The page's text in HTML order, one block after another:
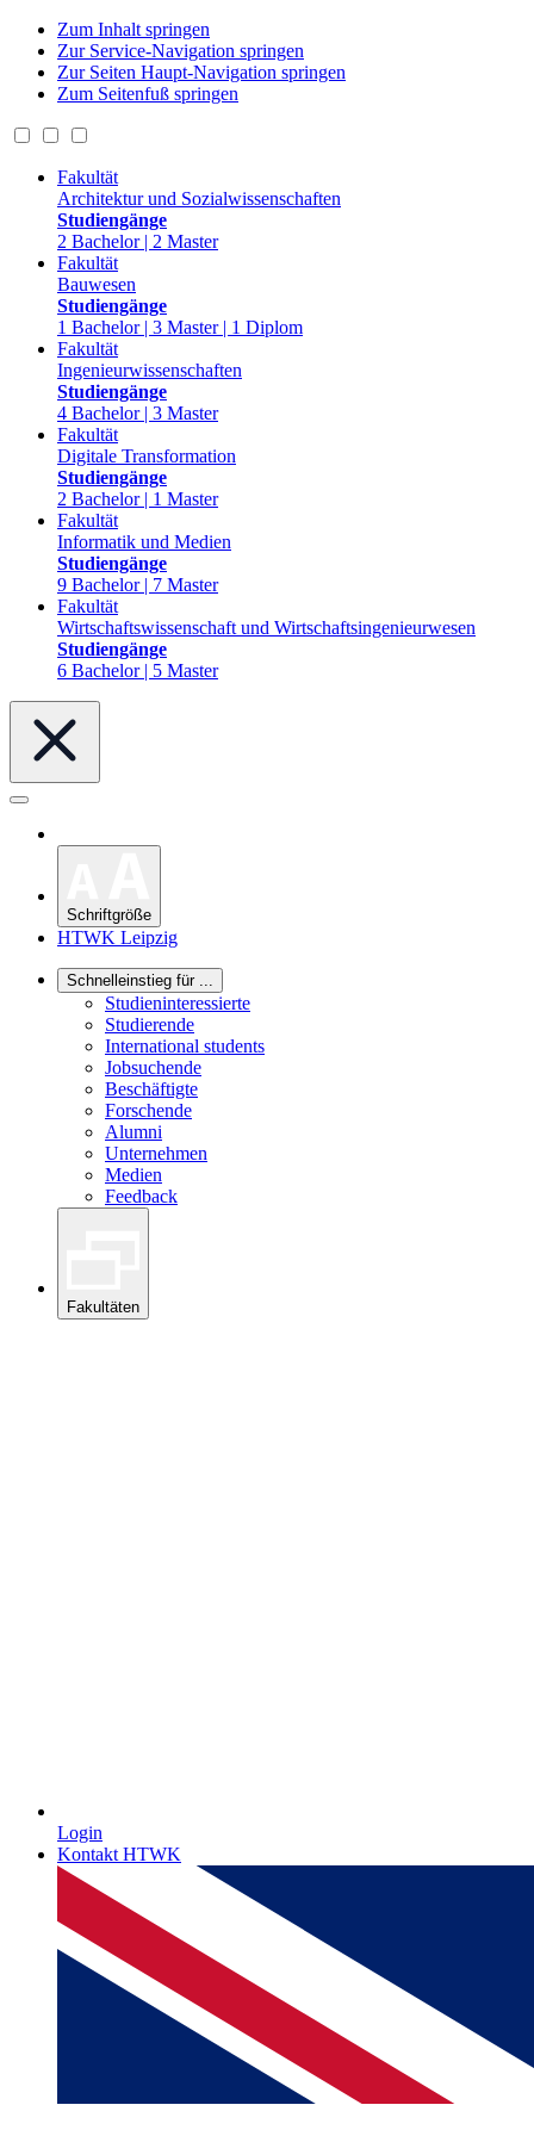
Zum Inhalt springen
Zur Service-Navigation springen
Zur Seiten Haupt-Navigation springen
Zum Seitenfuß springen
Fakultät
Architektur und Sozialwissenschaften
Studiengänge
2 Bachelor | 2 Master
Fakultät
Bauwesen
Studiengänge
1 Bachelor | 3 Master | 1 Diplom
Fakultät
Ingenieurwissenschaften
Studiengänge
4 Bachelor | 3 Master
Fakultät
Digitale Transformation
Studiengänge
2 Bachelor | 1 Master
Fakultät
Informatik und Medien
Studiengänge
9 Bachelor | 7 Master
Fakultät
Wirtschaftswissenschaft und Wirtschaftsingenieurwesen
Studiengänge
6 Bachelor | 5 Master
Schriftgröße
HTWK Leipzig
Schnelleinstieg für ...
Studieninteressierte
Studierende
International students
Jobsuchende
Beschäftigte
Forschende
Alumni
Unternehmen
Medien
Feedback
Fakultäten
Login
Kontakt HTWK